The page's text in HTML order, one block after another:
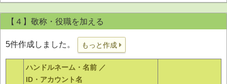
【４】敬称・役職を加える
5件作成しました。 もっと作成
ハンドルネーム・名前 ／
ID・アカウント名